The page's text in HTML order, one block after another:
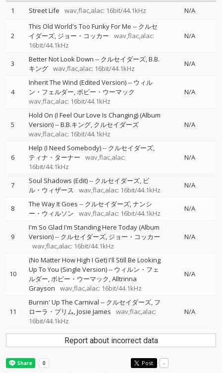
1 Street Life wav,flac,alac: 16bit/44.1kHz N/A
2
This Old World's Too Funky For Me -- クルセ
イダーズ ジョー・コッカー
wav,flac,alac:
16bit/44.1kHz
N/A
3 Better Not Look Down -- クルセイダーズ B.B.
キング wav,flac,alac: 16bit/44.1kHz
N/A
4
Inherit The Wind (Edited Version)-- ウィル
ン・フェルダー ボビー・ウーマック
wav,flac,alac: 16bit/44.1kHz
N/A
5
Hold On (I Feel Our Love Is Changing) (Album
Version)--B.B.キング クルセイダーズ
wav,flac,alac: 16bit/44.1kHz
N/A
6
Help (I Need Somebody)-- クルセイダーズ
ティナ・ターナー
wav,flac,alac:
16bit/44.1kHz
N/A
7 Soul Shadows (Edit)-- クルセイダーズ ビ
ル・ウィザース
wav,flac,alac: 16bit/44.1kHz
N/A
8 The Way It Goes -- クルセイダーズ ナンシ
ー・ウィルソン
wav,flac,alac: 16bit/44.1kHz
N/A
9
I'm So Glad I'm Standing Here Today (Album
Version)-- クルセイダーズ ジョー・コッカー
wav,flac,alac: 16bit/44.1kHz
N/A
10
(No Matter How High I Get) I'll Still Be Looking
Up To You (Single Version)-- ウィルン・フェ
ルダー ボビー・ウーマック Alltrinna
Grayson
wav,flac,alac: 16bit/44.1kHz
N/A
11
Burnin' Up The Carnival -- クルセイダーズ フ
ローラ・プリム Josie James
wav,flac,alac:
16bit/44.1kHz
N/A
Report about incorrect data
Post -